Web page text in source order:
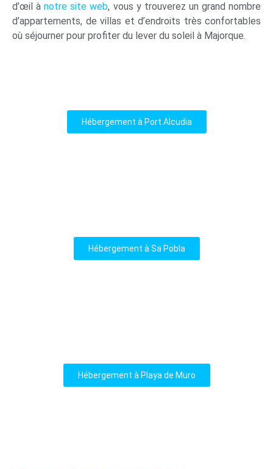
d’œil ànotre site web, vous y trouverez un grand nombre
d’appartements, de villas et d’endroits très confortables
où séjourner pour profiter du lever du soleil à Majorque.
Hébergement à Port Alcudia
Hébergement à Sa Pobla
Hébergement à Playa de Muro